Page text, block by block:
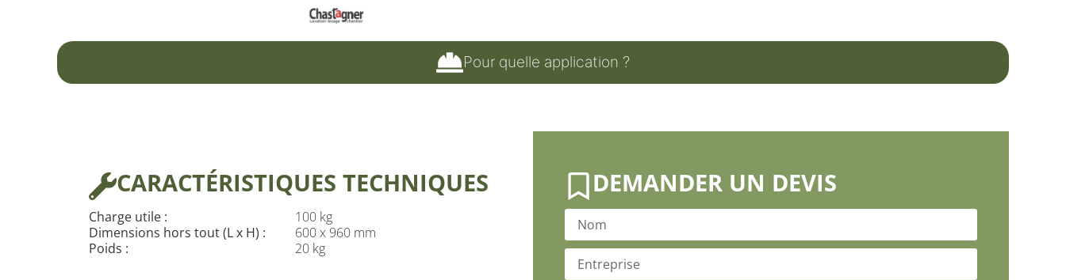
Pour quelle application ?
CARACTÉRISTIQUES TECHNIQUES
Charge utile :
100 kg
Dimensions hors tout (L x H) :
600 x 960 mm
Poids :
20 kg
DEMANDER UN DEVIS